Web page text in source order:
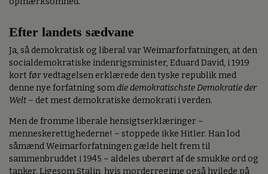
Efter landets sædvane
Ja, så demokratisk og liberal var Weimarforfatningen, at den
socialdemokratiske indenrigsminister, Eduard David, i 1919
kort før vedtagelsen erklærede den tyske republik med
denne nye forfatning somdie demokratischste Demokratie der
Welt – det mest demokratiske demokrati i verden.
Men de fromme liberale hensigtserklæringer –
menneskerettighederne! – stoppede ikke Hitler. Han lod
såmænd Weimarforfatningen gælde helt frem til
sammenbruddet i 1945 – aldeles uberørt af de smukke ord og
tanker. Ligesom Stalin, hvis morderregime også hvilede på